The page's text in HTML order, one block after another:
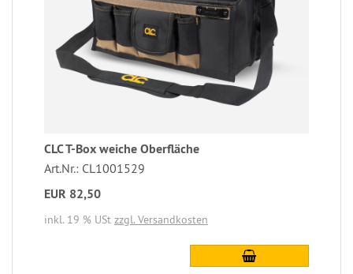
CLC T-Box weiche Oberfläche
Art.Nr.: CL1001529
EUR 82,50
inkl. 19 % USt zzgl. Versandkosten